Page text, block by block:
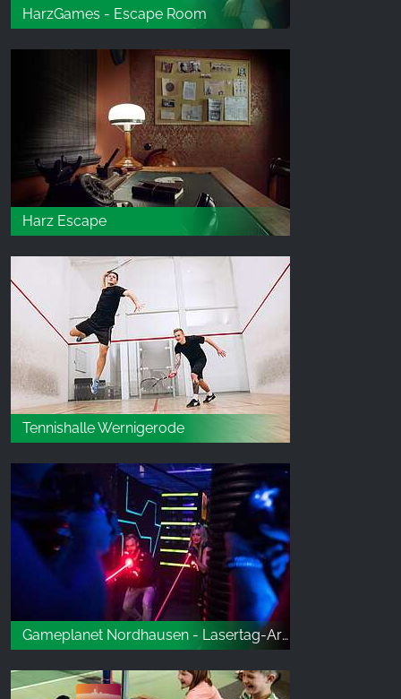
HarzGames - Escape Room
Harz Escape
Tennishalle Wernigerode
Gameplanet Nordhausen - Lasertag-Arena & Escape-Game